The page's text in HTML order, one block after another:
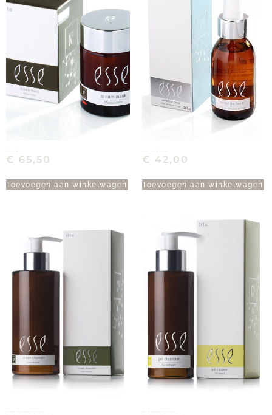
Cream Mask
€ 65,50
Toevoegen aan winkelwagen
Sensitive Toner
€ 42,00
Toevoegen aan winkelwagen
Cream Cleanser 200 ml Gel Cleanser 100 ml